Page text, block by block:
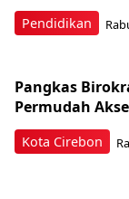
Pendidikan
Kota Cirebon
Pangkas
Permudah